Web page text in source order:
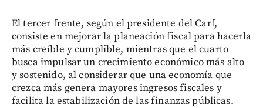
El tercer frente, según el presidente del Carf,
consiste en mejorar la planeación fiscal para hacerla
más creíble y cumplible, mientras que el cuarto
busca impulsar un crecimiento económico más alto
y sostenido, al considerar que una economía que
crezca más genera mayores ingresos fiscales y
facilita la estabilización de las finanzas públicas.